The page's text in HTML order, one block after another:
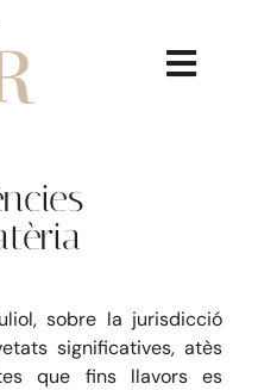
sobre la jurisdicció
significatives, atès
que fins llavors es